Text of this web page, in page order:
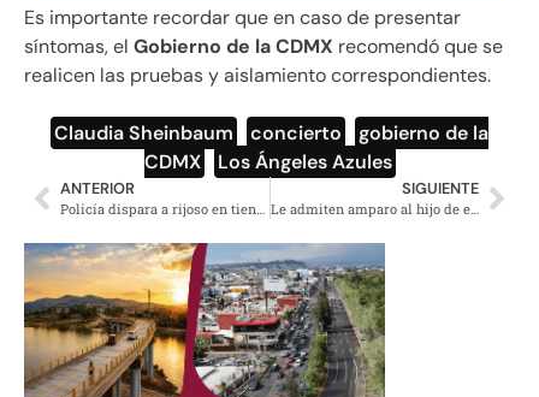
Es importante recordar que en caso de presentar
síntomas, el Gobierno de la CDMX recomendó que se
realicen las pruebas y aislamiento correspondientes.
Claudia Sheinbaum concierto
gobierno de la
CDMX
Los Ángeles Azules
ANTERIOR
Policía dispara a rijoso en tienda y mata a quinceañera escondida
SIGUIENTE
Le admiten amparo al hijo de el Azul por más de 3 y medio millones